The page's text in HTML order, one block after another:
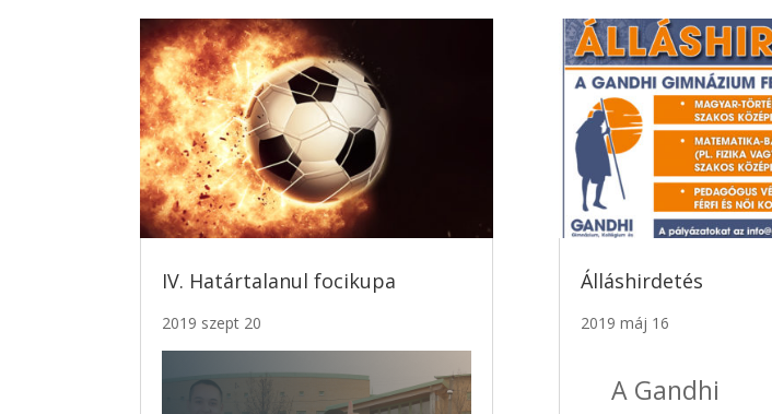
IV. Határtalanul focikupa
2019 szept 20
Álláshirdetés
2019 máj 16
A Gandhi